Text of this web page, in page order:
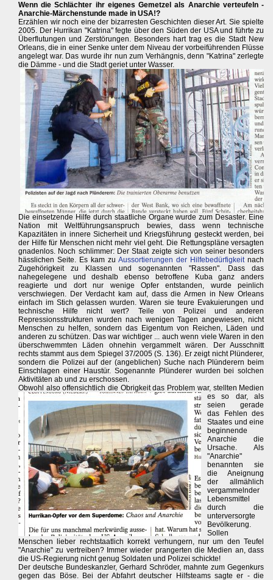
Wenn die Schlächter ihr eigenes Gemetzel als Anarchie verteufeln -
Anarchie-Märchenstunde made in USA!?
Erzählen wir noch eine der bizarresten Geschichten dieser Art. Sie spielte
2005. Der Hurrikan "Katrina" fegte über den Süden der USA und führte zu
Überflutungen und Zerstörungen. Besonders hart trag es die Stadt New
Orleans, die in einer Senke unter dem Niveau der vorbeiführenden Flüsse
angelegt war. Das wurde ihr nun zum Verhängnis, denn "Katrina" zerlegte
die Dämme - und die Stadt geriet unter Wasser.
Die einsetzende Hilfe durch staatliche Organe wurde zum Desaster. Eine
Nation mit Weltführungsanspruch bewies, dass wenn technische
Kapazitäten in innere Sicherheit und Kriegsführung gesteckt werden, bei
der Hilfe für Menschen nicht mehr viel geht. Die Rettungspläne versagten
gnadenlos. Noch schlimmer: Der Staat zeigte sich von seiner besonders
hässlichen Seite. Es kam zuAussortierungen der Hilfebedürfigkeitnach
Zugehörigkeit zu Klassen und sogenannten "Rassen". Dass das
nahegelegene und deshalb ebenso betroffene Kuba ganz anders
reagierte und dort nur wenige Opfer entstanden, wurde peinlich
verschwiegen. Der Verdacht kam auf, dass die Armen in New Orleans
einfach im Stich gelassen wurden. Waren sie teure Evakuierungen und
technische Hilfe nicht wert? Teile von Polizei und anderen
Repressionsstrukturen wurden nach wenigen Tagen angewiesen, nicht
Menschen zu helfen, sondern das Eigentum von Reichen, Läden und
anderen zu schützen. Das war wichtiger ... auch wenn viele Waren in den
überschwemmten Läden ohnehin vergammelt wären. Der Ausschnitt
rechts stammt aus dem Spiegel 37/2005 (S. 136). Er zeigt nicht Plünderer,
sondern die Polizei auf der (angeblichen) Suche nach Plünderern beim
Einschlagen einer Haustür. Sogenannte Plünderer wurden bei solchen
Aktivitäten ab und zu erschossen.
Obwohl also offensichtlich die Obrigkeit das Problem war, stellten Medien
es so dar, als
seien gerade
das Fehlen des
Staates und eine
beginnende
Anarchie die
Ursache. Als
"Anarchie"
benannten sie
die Aneignung
der allmählich
vergammelnder
Lebensmittel
durch die
unterversorgte
Bevölkerung.
Sollen
Menschen lieber rechtstaatlich korrekt verhungern, nur um den Teufel
"Anarchie" zu vertreiben? Immer wieder prangerten die Medien an, dass
die US-Regierung nicht genug Soldaten und Polizei schickte!
Der deutsche Bundeskanzler, Gerhard Schröder, mahnte zum Gegenkurs
gegen das Böse. Bei der Abfahrt deutscher Hilfsteams sagte er - die